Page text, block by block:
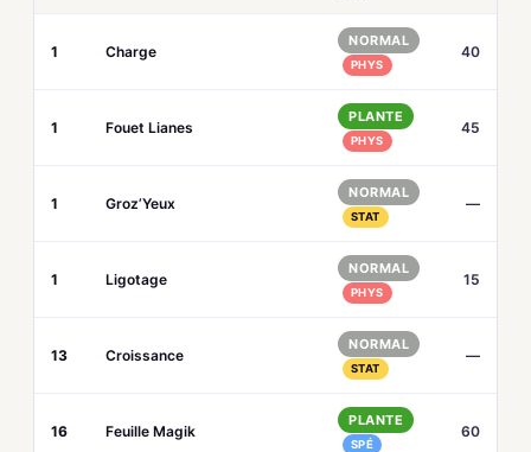
1 Charge
NORMAL
PHYS
40
1 Fouet Lianes
PLANTE
PHYS
45
1 Groz’Yeux
NORMAL
STAT
—
1 Ligotage
NORMAL
PHYS
15
13 Croissance
NORMAL
STAT
—
16 Feuille Magik
PLANTE
SPÉ
60